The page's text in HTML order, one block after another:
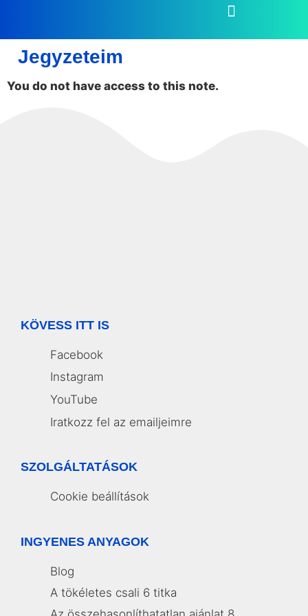
Jegyzeteim
You do not have access to this note.
KÖVESS ITT IS
Facebook
Instagram
YouTube
Iratkozz fel az emailjeimre
SZOLGÁLTATÁSOK
Cookie beállítások
INGYENES ANYAGOK
Blog
A tökéletes csali 6 titka